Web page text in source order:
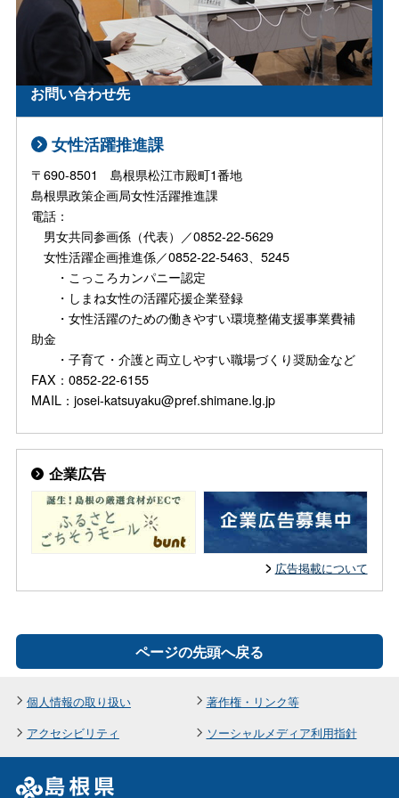
お問い合わせ先
女性活躍推進課
〒690-8501 島根県松江市殿町1番地
島根県政策企画局女性活躍推進課
電話：
男女共同参画係（代表）／0852-22-5629
女性活躍企画推進係／0852-22-5463、5245
・こっころカンパニー認定
・しまね女性の活躍応援企業登録
・女性活躍のための働きやすい環境整備支援事業費補
助金
・子育て・介護と両立しやすい職場づくり奨励金など
FAX：0852-22-6155
MAIL：josei-katsuyaku@pref.shimane.lg.jp
企業広告
広告掲載について
ページの先頭へ戻る
個人情報の取り扱い
著作権・リンク等
アクセシビリティ
ソーシャルメディア利用指針